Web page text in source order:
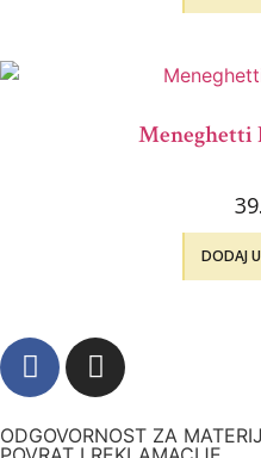
Meneghetti
DODAJ
ODGOVORNOST ZA